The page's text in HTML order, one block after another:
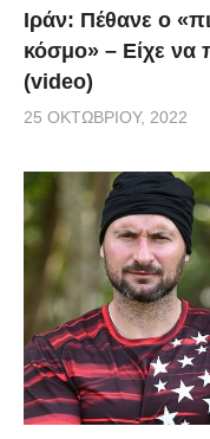
Ιράν: Πέθανε ο
κόσμο» – Είχε να
(video)
25 ΟΚΤΩΒΡΊΟΥ, 2022